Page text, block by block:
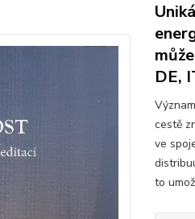
DE,
cestě
ve
to